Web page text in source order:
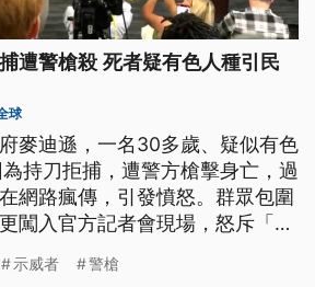
遭警槍殺 死者疑有色人種引民
球
麥迪遜，一名30多歲、疑似有色
持刀拒捕，遭警方槍擊身亡，過
網路瘋傳，引發憤怒。群眾包圍
闖入官方記者會現場，怒斥「腐
示威者 警槍